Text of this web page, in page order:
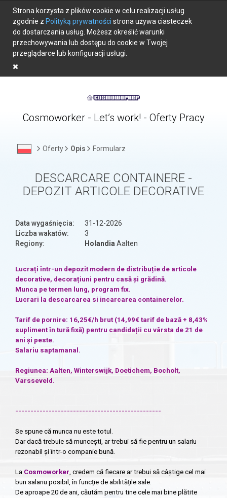
Strona korzysta z plików cookie w celu realizacji usług
zgodnie z Polityką prywatności strona używa ciasteczek
do dostarczania usług. Możesz określić warunki
przechowywania lub dostępu do cookie w Twojej
przeglądarce lub konfiguracji usługi.
Cosmoworker - Let’s work! - Oferty Pracy
Oferty Opis Formularz
DESCARCARE CONTAINERE -
DEPOZIT ARTICOLE DECORATIVE
Data wygaśnięcia:
31-12-2026
Liczba wakatów:
3
Regiony:
Holandia Aalten
Lucrați într-un depozit modern de distribuție de articole
decorative, decorațiuni pentru casă și grădină.
Munca pe termen lung, program fix.
Lucrari la descarcarea si incarcarea containerelor.
Tarif de pornire: 16,25€/h brut (14,99€ tarif de bază + 8,43%
supliment în tură fixă) pentru candidații cu vârsta de 21 de
ani și peste.
Salariu saptamanal.
Regiunea: Aalten, Winterswijk, Doetichem, Bocholt,
Varsseveld.
------------------------------------------------
Se spune că munca nu este totul.
Dar dacă trebuie să muncești, ar trebui să fie pentru un salariu
rezonabil și într-o companie bună.
La Cosmoworker, credem că fiecare ar trebui să câștige cel mai
bun salariu posibil, în funcție de abilitățile sale.
De aproape 20 de ani, căutăm pentru tine cele mai bine plătite